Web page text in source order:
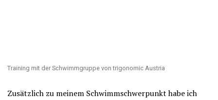
Training mit der Schwimmgruppe von trigonomic Austria
Zusätzlich zu meinem Schwimmschwerpunkt habe ich